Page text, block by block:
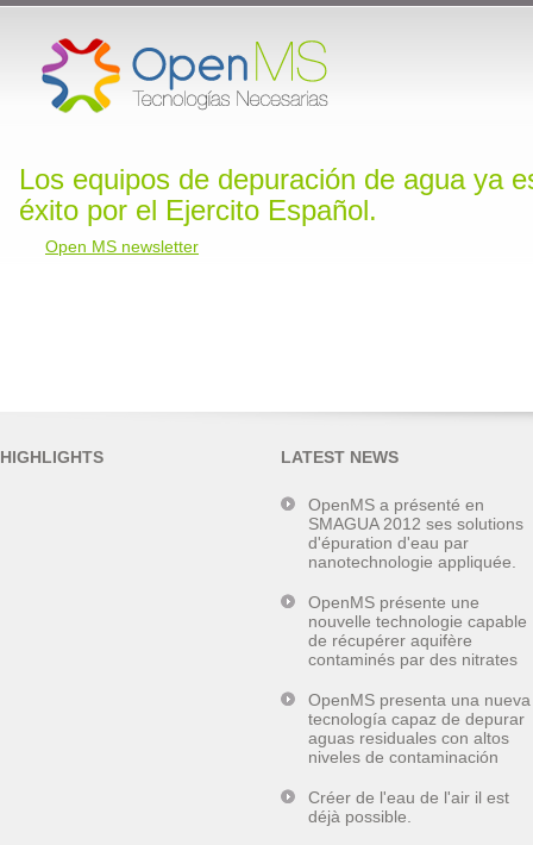
Los equipos de depuración de agua ya
éxito por el Ejercito Español.
Open MS newsletter
HIGHLIGHTS LATEST NEWS
OpenMS a présenté en
SMAGUA 2012 ses solutions
d'épuration d'eau par
nanotechnologie appliquée.
OpenMS présente une
nouvelle technologie capable
de récupérer aquifère
contaminés par des nitrates
OpenMS presenta una nueva
tecnología capaz de depurar
aguas residuales con altos
niveles de contaminación
Créer de l'eau de l'air il est
déjà possible.